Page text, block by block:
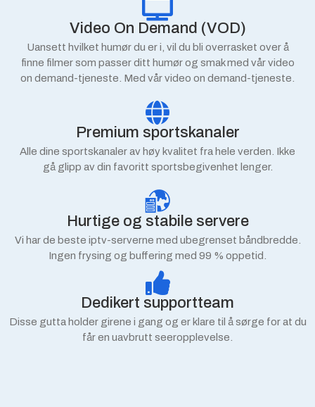
Video On Demand (VOD)
Uansett hvilket humør du er i, vil du bli overrasket over å
finne filmer som passer ditt humør og smak med vår video
on demand-tjeneste. Med vår video on demand-tjeneste.
Premium sportskanaler
Alle dine sportskanaler av høy kvalitet fra hele verden. Ikke
gå glipp av din favoritt sportsbegivenhet lenger.
Hurtige og stabile servere
Vi har de beste iptv-serverne med ubegrenset båndbredde.
Ingen frysing og buffering med 99 % oppetid.
Dedikert supportteam
Disse gutta holder girene i gang og er klare til å sørge for at du
får en uavbrutt seeropplevelse.